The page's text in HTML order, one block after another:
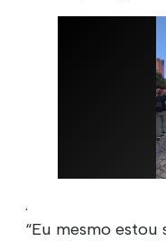
.
“Eu mesmo